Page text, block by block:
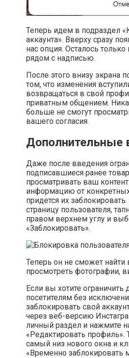
Теперь идем в подраздел
аккаунта». Вверху сразу
нас опция. Осталось только
рядом с надписью.
После этого внизу экрана
том, что изменения
возвращаться в свой
приватным общением.
больше не смогут
вашего согласия.
Дополнительные
Даже после введения
подписавшиеся ранее
просматривать ваш
информацию от
придется их
страницу пользователя,
правом верхнем углу и
«Заблокировать».
Теперь он не сможет найти
просмотреть фотографии,
Если вы хотите ограничить
посетителям без
заблокировать свой
через веб-версию
личный раздел и нажмите
«Редактировать профиль».
самый низ нового окна и
«Временно заблокировать